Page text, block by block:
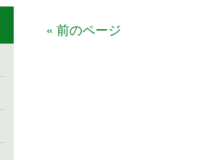
« 前のページ